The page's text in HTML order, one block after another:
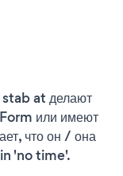
stab at делают
или имеют
что он / она
'no time'.